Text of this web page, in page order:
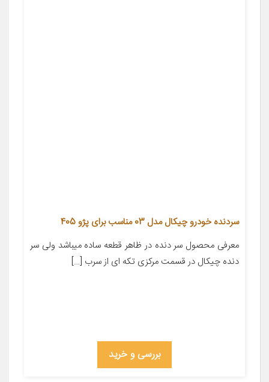
سردنده خودرو چیکال مدل 03 مناسب برای پژو 405
معرفی محصول سر دنده در ظاهر قطعه ساده میباشد ولی سر
دنده چیکال در قسمت مرکزی تکه ای از سرب […]
بررسی و خرید